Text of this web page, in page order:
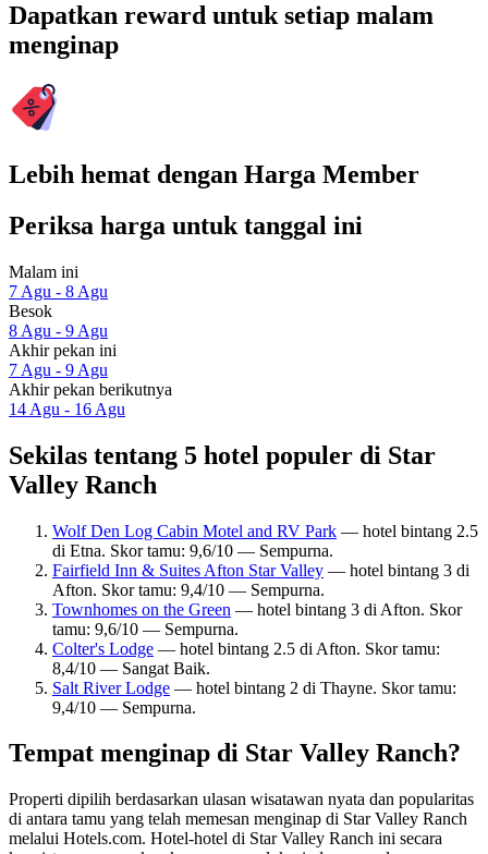
Dapatkan reward untuk setiap malam
menginap
Lebih hemat dengan Harga Member
Periksa harga untuk tanggal ini
Malam ini
7 Agu - 8 Agu
Besok
8 Agu - 9 Agu
Akhir pekan ini
7 Agu - 9 Agu
Akhir pekan berikutnya
14 Agu - 16 Agu
Sekilas tentang 5 hotel populer di Star
Valley Ranch
Wolf Den Log Cabin Motel and RV Park — hotel bintang 2.5
di Etna. Skor tamu: 9,6/10 — Sempurna.
Fairfield Inn & Suites Afton Star Valley — hotel bintang 3 di
Afton. Skor tamu: 9,4/10 — Sempurna.
Townhomes on the Green — hotel bintang 3 di Afton. Skor
tamu: 9,6/10 — Sempurna.
Colter's Lodge — hotel bintang 2.5 di Afton. Skor tamu:
8,4/10 — Sangat Baik.
Salt River Lodge — hotel bintang 2 di Thayne. Skor tamu:
9,4/10 — Sempurna.
Tempat menginap di Star Valley Ranch?
Properti dipilih berdasarkan ulasan wisatawan nyata dan popularitas
di antara tamu yang telah memesan menginap di Star Valley Ranch
melalui Hotels.com. Hotel-hotel di Star Valley Ranch ini secara